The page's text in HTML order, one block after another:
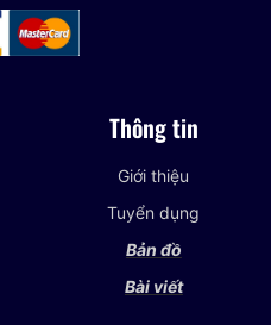
Thông tin
Giới thiệu
Tuyển dụng
Bản đồ
Bài viết